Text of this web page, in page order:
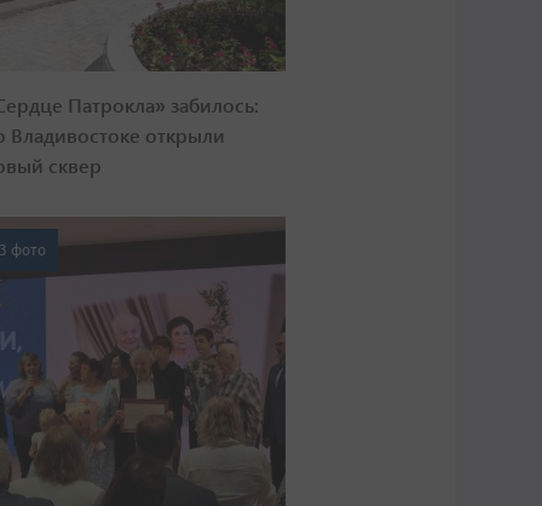
Патрокла» забилось:
Владивостоке открыли
сквер
фото